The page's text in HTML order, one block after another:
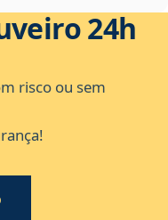
24h
risco ou sem